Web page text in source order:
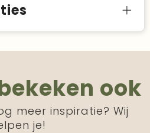
ook
meer inspiratie? Wij
je!